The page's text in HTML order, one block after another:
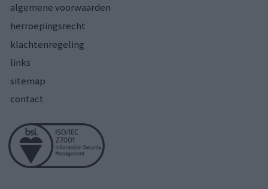
algemene voorwaarden
herroepingsrecht
klachtenregeling
links
sitemap
contact